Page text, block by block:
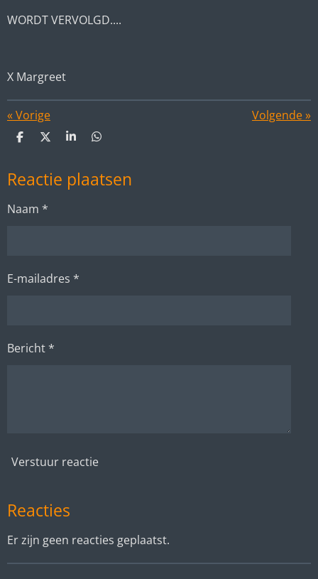
WORDT VERVOLGD....
X Margreet
« Vorige Volgende»
D
e
n
D
l
S
r
e
D
e
n
Reactie plaatsen
Naam *
E-mailadres *
Bericht *
Verstuur reactie
Reacties
Er zijn geen reacties geplaatst.